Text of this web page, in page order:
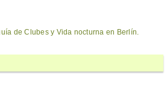
de Clubes y Vida nocturna en Berlín.